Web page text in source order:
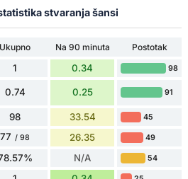
stvaranja šansi
Ukupno Na 90 minuta
Postotak
1 0.34 98
0.74 0.25 91
98 33.54 45
77 / 98 26.35 49
N/A 54